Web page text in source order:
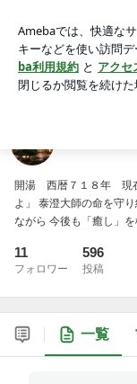
アプリをダウンロ
ょう。
開湯 西暦７１８年 現
よ」 泰澄大師の命を守
ながら 今後も「癒し」を
11
フォロワー
596
投稿
一覧